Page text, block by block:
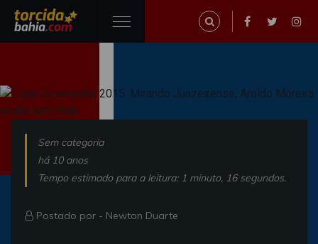
Sem categoria
há 10 anos
Tempo estimado para a leitura: 1 minuto, 16 segundos.
Postado por - Newton Duarte